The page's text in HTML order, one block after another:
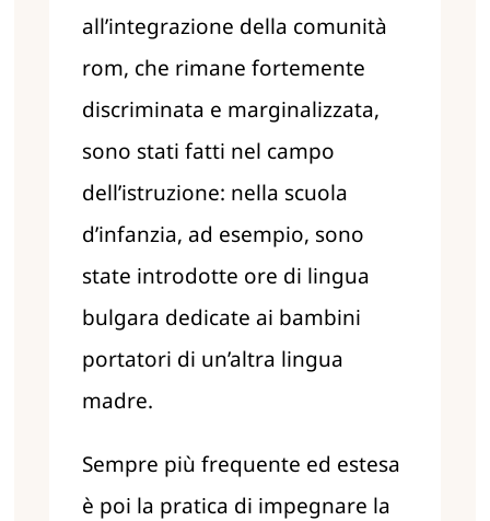
all’integrazione della comunità
rom, che rimane fortemente
discriminata e marginalizzata,
sono stati fatti nel campo
dell’istruzione: nella scuola
d’infanzia, ad esempio, sono
state introdotte ore di lingua
bulgara dedicate ai bambini
portatori di un’altra lingua
madre.
Sempre più frequente ed estesa
è poi la pratica di impegnare la